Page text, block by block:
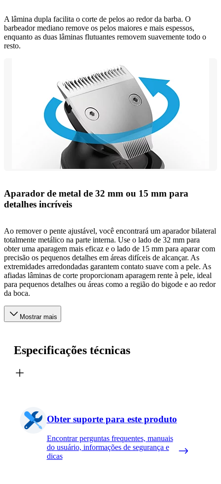
A lâmina dupla facilita o corte de pelos ao redor da barba. O
barbeador mediano remove os pelos maiores e mais espessos,
enquanto as duas lâminas flutuantes removem suavemente todo o
resto.
Aparador de metal de 32 mm ou 15 mm para
detalhes incríveis
Ao remover o pente ajustável, você encontrará um aparador bilateral
totalmente metálico na parte interna. Use o lado de 32 mm para
obter uma aparagem mais eficaz e o lado de 15 mm para aparar com
precisão os pequenos detalhes em áreas difíceis de alcançar. As
extremidades arredondadas garantem contato suave com a pele. As
afiadas lâminas de corte proporcionam aparagem rente à pele, ideal
para pequenos detalhes ou áreas como a região do bigode e ao redor
da boca.
Mostrar mais
Especificações técnicas
Obter suporte para este produto
Encontrar perguntas frequentes, manuais
do usuário, informações de segurança e
dicas